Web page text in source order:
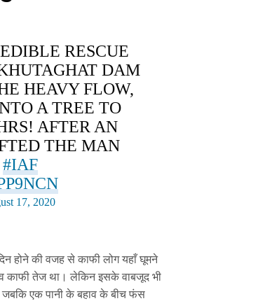
RESCUE
DAM
HEAVY FLOW,
A TREE TO
AFTER AN
THE MAN
#IAF
17, 2020
होने की वजह से काफी लोग यहाँ घूमने
काफी तेज था। लेकिन इसके वाबजूद भी
एक पानी के बहाव के बीच फंस